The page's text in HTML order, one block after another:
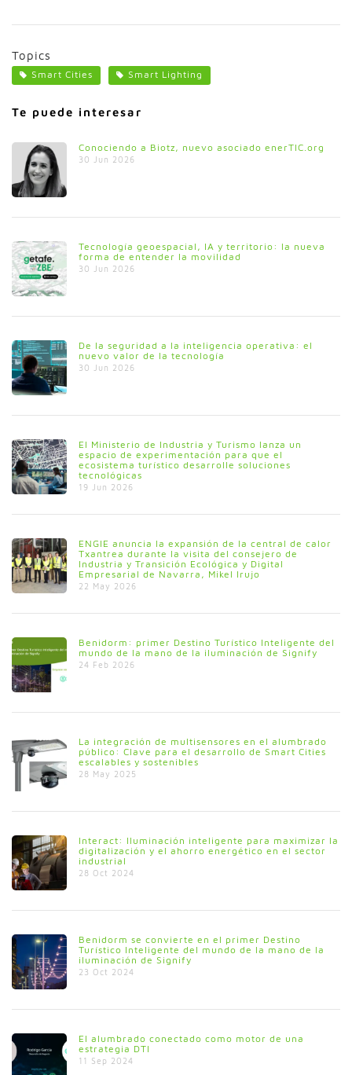
Topics
Smart Cities Smart Lighting
Te puede interesar
Conociendo a Biotz, nuevo asociado enerTIC.org
30 Jun 2026
Tecnología geoespacial, IA y territorio: la nueva
forma de entender la movilidad
30 Jun 2026
De la seguridad a la inteligencia operativa: el
nuevo valor de la tecnología
30 Jun 2026
El Ministerio de Industria y Turismo lanza un
espacio de experimentación para que el
ecosistema turístico desarrolle soluciones
tecnológicas
19 Jun 2026
ENGIE anuncia la expansión de la central de calor
Txantrea durante la visita del consejero de
Industria y Transición Ecológica y Digital
Empresarial de Navarra, Mikel Irujo
22 May 2026
Benidorm: primer Destino Turístico Inteligente del
mundo de la mano de la iluminación de Signify
24 Feb 2026
La integración de multisensores en el alumbrado
público: Clave para el desarrollo de Smart Cities
escalables y sostenibles
28 May 2025
Interact: Iluminación inteligente para maximizar la
digitalización y el ahorro energético en el sector
industrial
28 Oct 2024
Benidorm se convierte en el primer Destino
Turístico Inteligente del mundo de la mano de la
iluminación de Signify
23 Oct 2024
El alumbrado conectado como motor de una
estrategia DTI
11 Sep 2024